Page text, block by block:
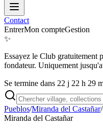
Contact
EntrerMon compteGestion
✨
Essayez le Club gratuitement
fondateur. Uniquement
Se termine dans 22 j 22 h 29
Pueblos/Miranda del Castañar/
Miranda del Castañar